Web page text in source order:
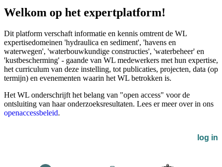
Welkom op het expertplatform!
Dit platform verschaft informatie en kennis omtrent de WL
expertisedomeinen 'hydraulica en sediment', 'havens en
waterwegen', 'waterbouwkundige constructies', 'waterbeheer' en
'kustbescherming' - gaande van WL medewerkers met hun expertise,
het curriculum van deze instelling, tot publicaties, projecten, data (op
termijn) en evenementen waarin het WL betrokken is.
Het WL onderschrijft het belang van "open access" voor de
ontsluiting van haar onderzoeksresultaten. Lees er meer over in ons
openaccessbeleid.
log in